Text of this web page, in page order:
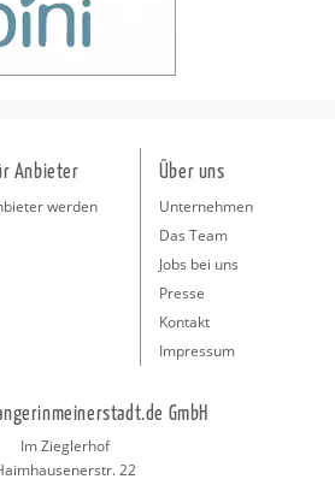
Anbieter
werden
Über uns
Unternehmen
Das Team
Jobs bei uns
Presse
Kontakt
Impressum
GmbH
Im Zieglerhof
22